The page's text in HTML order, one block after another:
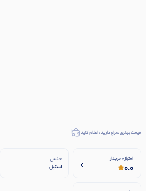
قیمت بهتری سراغ دارید ، اعلام کنید
امتیاز 0 خریدار
0.0
جنس
استیل